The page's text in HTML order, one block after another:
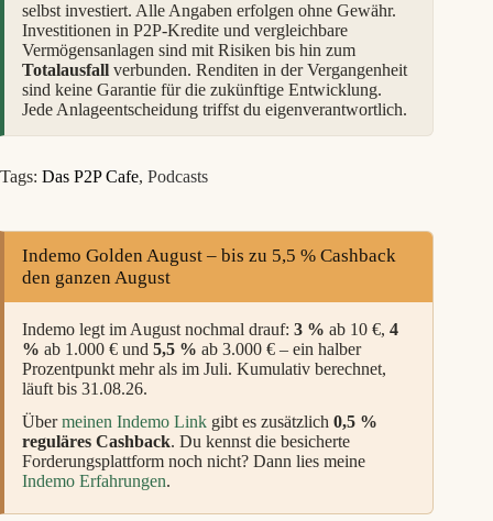
selbst investiert. Alle Angaben erfolgen ohne Gewähr.
Investitionen in P2P-Kredite und vergleichbare
Vermögensanlagen sind mit Risiken bis hin zum
Totalausfall verbunden. Renditen in der Vergangenheit
sind keine Garantie für die zukünftige Entwicklung.
Jede Anlageentscheidung triffst du eigenverantwortlich.
Tags: Das P2P Cafe, Podcasts
Indemo Golden August – bis zu 5,5 % Cashback
den ganzen August
Indemo legt im August nochmal drauf: 3 % ab 10 €, 4
% ab 1.000 € und 5,5 % ab 3.000 € – ein halber
Prozentpunkt mehr als im Juli. Kumulativ berechnet,
läuft bis 31.08.26.
Übermeinen Indemo Link gibt es zusätzlich 0,5 %
reguläres Cashback. Du kennst die besicherte
Forderungsplattform noch nicht? Dann lies meine
Indemo Erfahrungen.